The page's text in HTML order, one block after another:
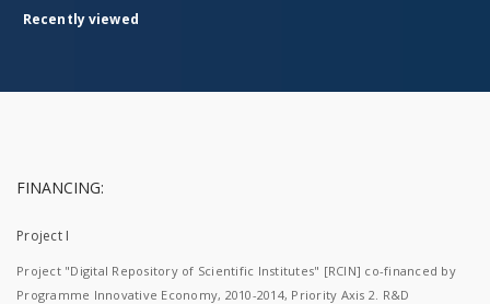
Recently viewed
FINANCING:
Project I
Project "Digital Repository of Scientific Institutes" [RCIN] co-financed by
Programme Innovative Economy, 2010-2014, Priority Axis 2. R&D